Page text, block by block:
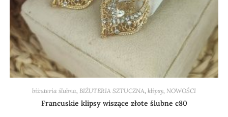
biżuteria ślubna, BIŻUTERIA SZTUCZNA, klipsy, NOWOŚCI
Francuskie klipsy wiszące złote ślubne c80